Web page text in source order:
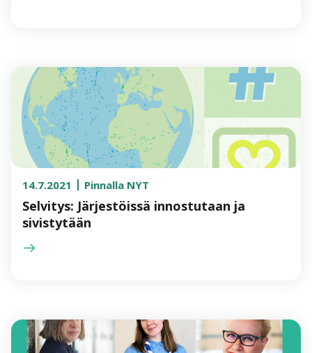
14.7.2021 Pinnalla NYT
Selvitys: Järjestöissä innostutaan ja
sivistytään